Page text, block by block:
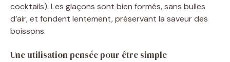
cocktails). Les glaçons sont bien formés, sans bulles
d’air, et fondent lentement, préservant la saveur des
boissons.
Une utilisation pensée pour être simple